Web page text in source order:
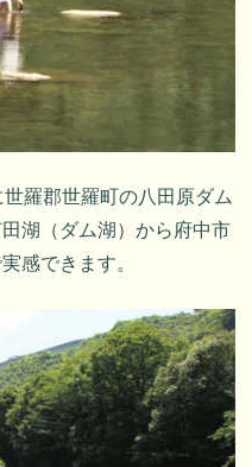
羅郡世羅町の八田原ダム
湖（ダム湖）から府中市
感できます。